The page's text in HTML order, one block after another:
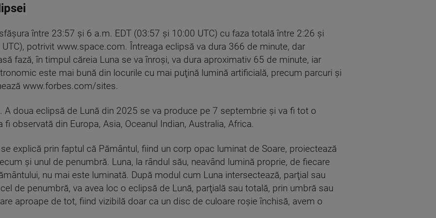
între 23:57 şi 6 a.m. EDT (03:57 şi 10:00 UTC) cu faza totală între 2:26 şi
potrivit www.space.com. Întreaga eclipsă va dura 366 de minute, dar
fază, în timpul căreia Luna se va înroşi, va dura aproximativ 65 de minute, iar
este mai bună din locurile cu mai puţină lumină artificială, precum parcuri şi
www.forbes.com/sites.
A doua eclipsă de Lună din 2025 se va produce pe 7 septembrie şi va fi tot o
observată din Europa, Asia, Oceanul Indian, Australia, Africa.
explică prin faptul că Pământul, fiind un corp opac luminat de Soare, proiectează
şi unul de penumbră. Luna, la rândul său, neavând lumină proprie, de fiecare
nu mai este luminată. După modul cum Luna intersectează, parţial sau
de penumbră, va avea loc o eclipsă de Lună, parţială sau totală, prin umbră sau
aproape de tot, fiind vizibilă doar ca un disc de culoare roşie închisă, avem o